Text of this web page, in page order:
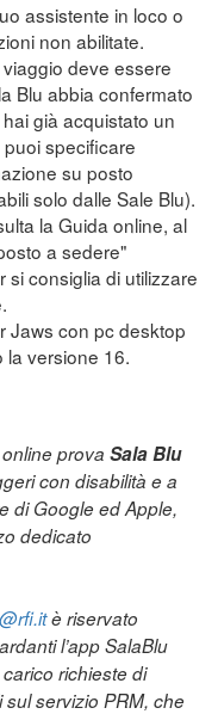
assistente in loco o
non abilitate.
viaggio deve essere
Blu abbia confermato
già acquistato un
specificare
su posto
solo dalle Sale Blu).
la Guida online, al
a sedere"
si consiglia di utilizzare
Jaws con pc desktop
la versione 16.
prova Sala Blu
con disabilità e a
di Google ed Apple,
dedicato
è riservato
l’app SalaBlu
richieste di
servizio PRM, che